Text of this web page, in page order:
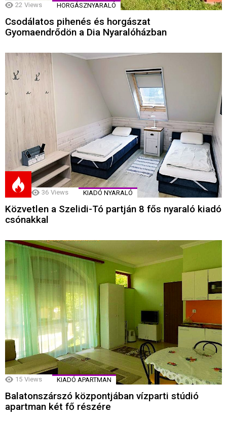
22 Views HORGÁSZNYARALÓ
Csodálatos pihenés és horgászat
Gyomaendrődön a Dia Nyaralóházban
36 Views KIADÓ NYARALÓ
Közvetlen a Szelidi-Tó partján 8 fős nyaraló kiadó
csónakkal
15 Views KIADÓ APARTMAN
Balatonszárszó központjában vízparti stúdió
apartman két fő részére